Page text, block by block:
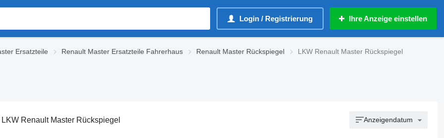
Login / Registrierung Ihre Anzeige einstellen
Ersatzteile Renault Master Ersatzteile Fahrerhaus Renault Master Rückspiegel LKW Renault Master Rückspiegel
LKW Renault Master Rückspiegel Anzeigendatum